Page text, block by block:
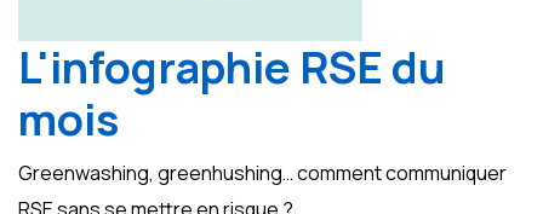
L'infographie RSE du
mois
Greenwashing, greenhushing… comment communiquer